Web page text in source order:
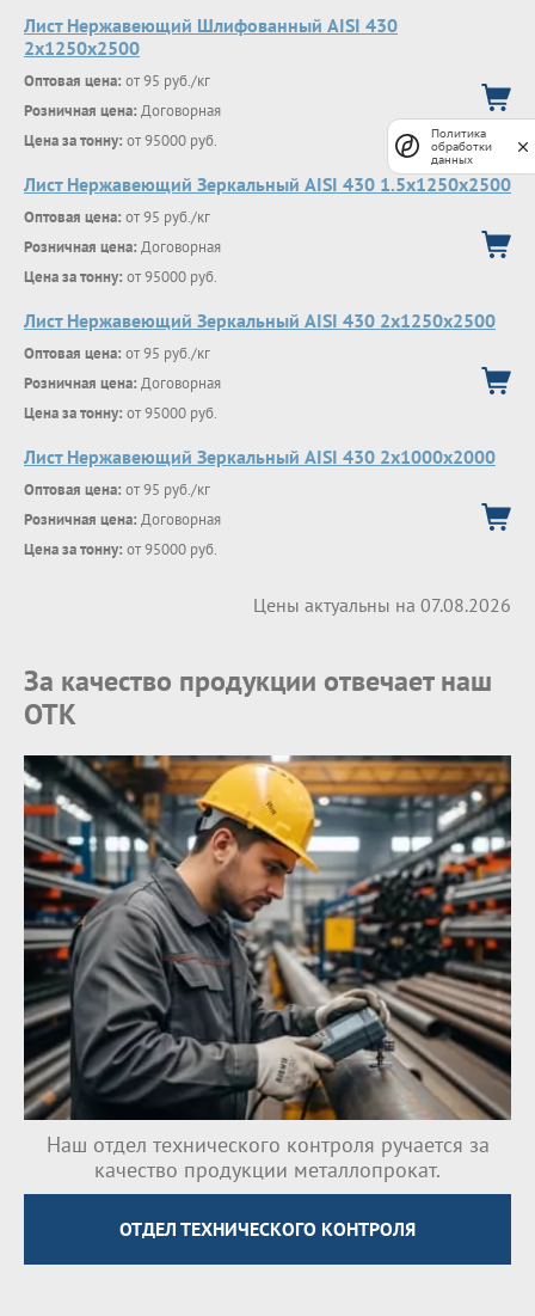
Лист Нержавеющий Шлифованный AISI 430
2х1250х2500
Оптовая цена: от 95 руб./кг
Розничная цена: Договорная
Цена за тонну: от 95000 руб.
Лист Нержавеющий Зеркальный AISI 430 1.5х1250х2500
Оптовая цена: от 95 руб./кг
Розничная цена: Договорная
Цена за тонну: от 95000 руб.
Лист Нержавеющий Зеркальный AISI 430 2х1250х2500
Оптовая цена: от 95 руб./кг
Розничная цена: Договорная
Цена за тонну: от 95000 руб.
Лист Нержавеющий Зеркальный AISI 430 2х1000х2000
Оптовая цена: от 95 руб./кг
Розничная цена: Договорная
Цена за тонну: от 95000 руб.
Цены актуальны на 07.08.2026
За качество продукции отвечает наш
ОТК
Наш отдел технического контроля ручается за
качество продукции металлопрокат.
ОТДЕЛ ТЕХНИЧЕСКОГО КОНТРОЛЯ
Политика
обработки
данных